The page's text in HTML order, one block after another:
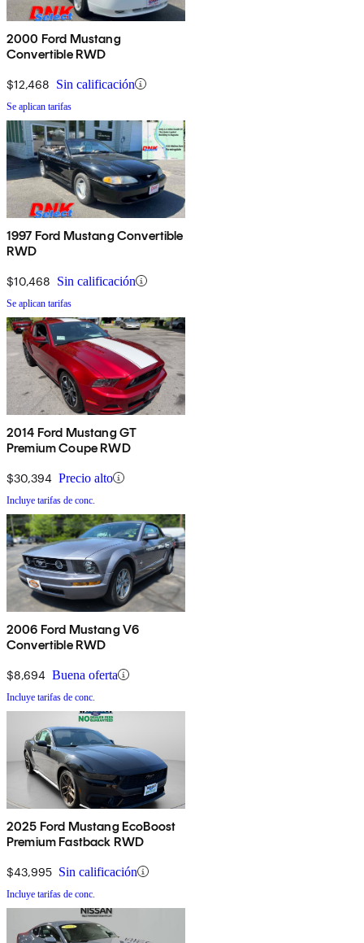
2000 Ford Mustang
Convertible RWD
$12,468 Sin calificación
Se aplican tarifas
1997 Ford Mustang Convertible
RWD
$10,468 Sin calificación
Se aplican tarifas
2014 Ford Mustang GT
Premium Coupe RWD
$30,394 Precio alto
Incluye tarifas de conc.
2006 Ford Mustang V6
Convertible RWD
$8,694 Buena oferta
Incluye tarifas de conc.
2025 Ford Mustang EcoBoost
Premium Fastback RWD
$43,995 Sin calificación
Incluye tarifas de conc.